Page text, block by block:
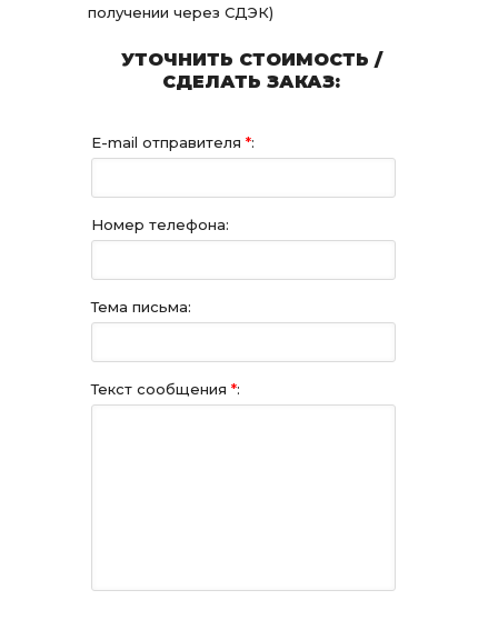
получении через СДЭК)
УТОЧНИТЬ СТОИМОСТЬ /
СДЕЛАТЬ ЗАКАЗ:
E-mail отправителя *:
Номер телефона:
Тема письма:
Текст сообщения *: